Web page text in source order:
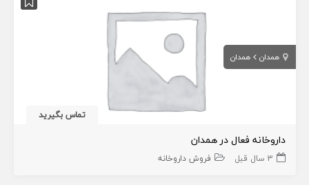
همدان همدان
تماس بگیرید
داروخانه فعال در همدان
3 سال قبل فروش داروخانه